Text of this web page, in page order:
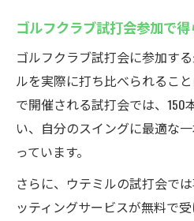
神奈川県で今注目のフィ
神奈川県のゴルフク
フィッティング効果
専門スタッフがサポ
ッティング会
ゴルフクラブ試打会参加で
ゴルフクラブ試打会に参加す
ルを実際に打ち比べられるこ
で開催される試打会では、150
い、自分のスイングに最適な
っています。
さらに、ウテミルの試打会で
ッティングサービスが無料で